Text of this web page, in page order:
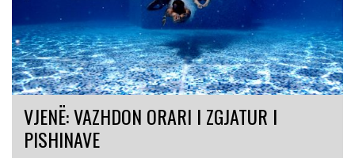
VJENË: VAZHDON ORARI I ZGJATUR I
PISHINAVE